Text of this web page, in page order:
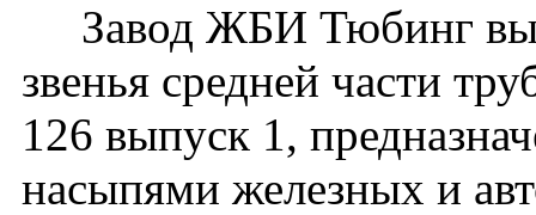
Завод ЖБИ Тюбинг
звенья средней части
126 выпуск 1,
насыпями железных и